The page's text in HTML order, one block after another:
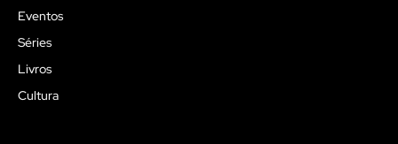
Eventos
Séries
Livros
Cultura